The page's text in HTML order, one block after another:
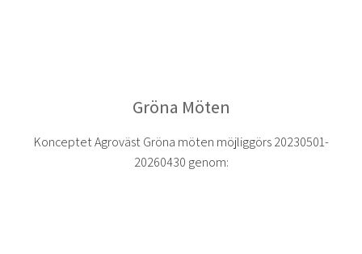
Gröna Möten
Konceptet Agroväst Gröna möten möjliggörs 20230501-
20260430 genom: